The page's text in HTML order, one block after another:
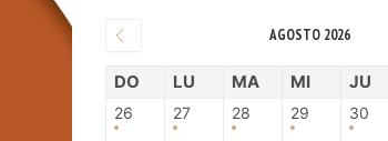
AGOSTO 2026
DO LU MA MI JU
26 27 28 29 30